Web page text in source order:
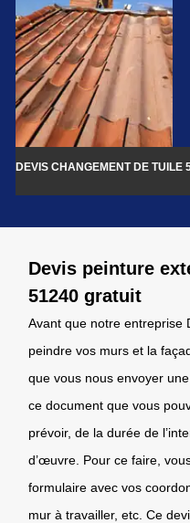
DEVIS CHANGEMENT DE TUILE
Devis peinture
51240 gratuit
Avant que notre entreprise
peindre vos murs et la
que vous nous envoyer
ce document que vous
prévoir, de la durée de
d’œuvre. Pour ce faire,
formulaire avec vos
mur à travailler, etc. Ce